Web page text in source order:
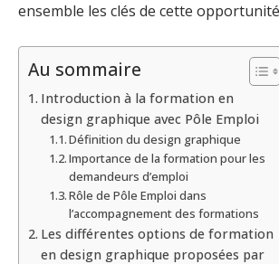
ensemble les clés de cette
Au sommaire
Introduction à la formation en
design graphique avec Pôle Emploi
Définition du design graphique
Importance de la formation pour les
demandeurs d’emploi
Rôle de Pôle Emploi dans
l’accompagnement des formations
Les différentes options de formation
en design graphique proposées par